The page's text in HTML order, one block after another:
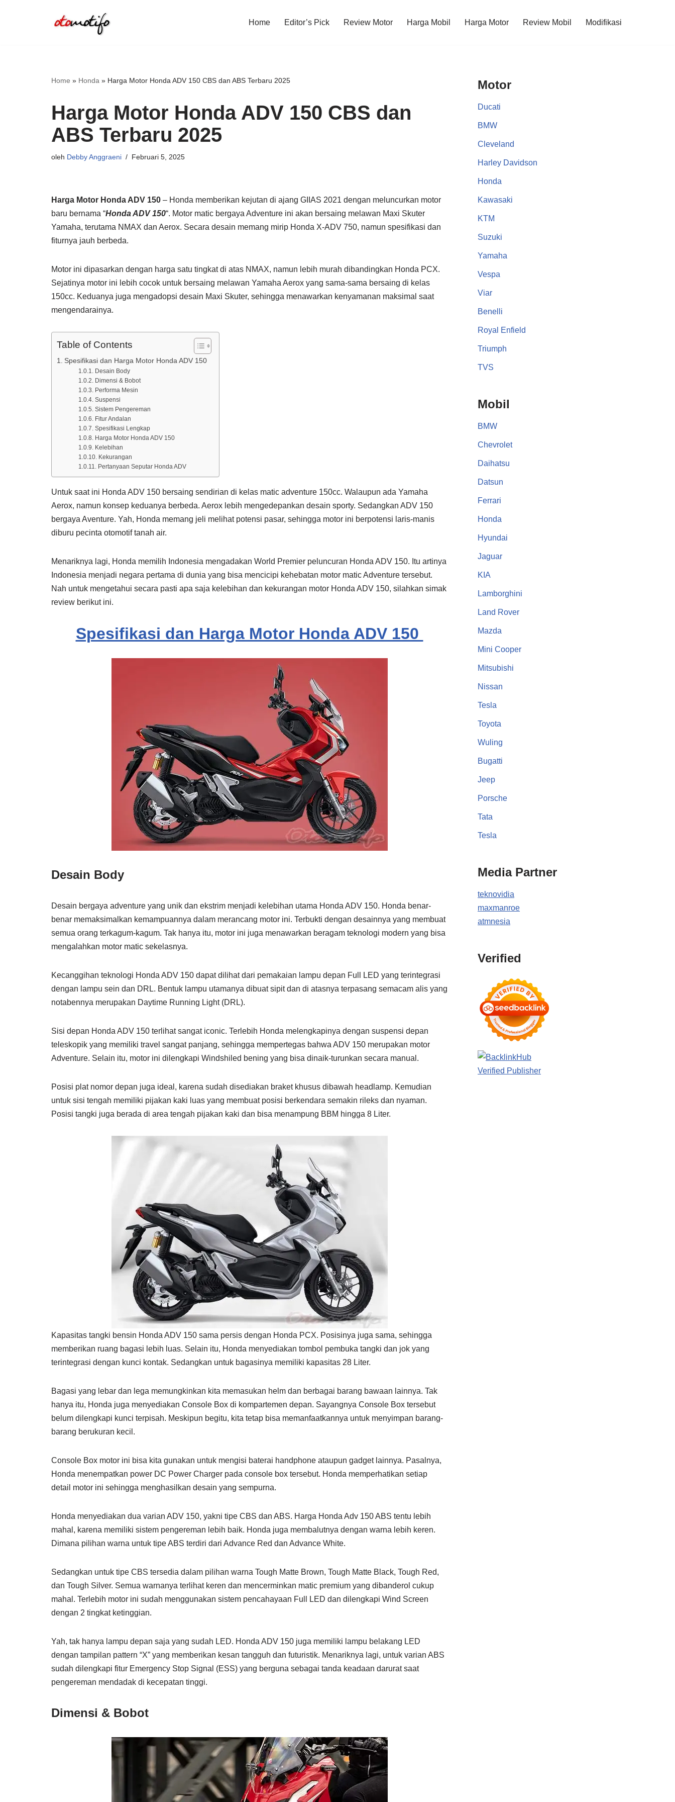
Home Editor’s Pick Review Motor Harga Mobil Harga Motor Review Mobil Modifikasi
Home » Honda » Harga Motor Honda ADV 150 CBS dan ABS Terbaru 2025
Harga Motor Honda ADV 150 CBS dan
ABS Terbaru 2025
oleh Debby Anggraeni Februari 5, 2025
Harga Motor Honda ADV 150 – Honda memberikan kejutan di ajang GIIAS 2021 dengan meluncurkan motor
baru bernama “Honda ADV 150“. Motor matic bergaya Adventure ini akan bersaing melawan Maxi Skuter
Yamaha, terutama NMAX dan Aerox. Secara desain memang mirip Honda X-ADV 750, namun spesifikasi dan
fiturnya jauh berbeda.
Motor ini dipasarkan dengan harga satu tingkat di atas NMAX, namun lebih murah dibandingkan Honda PCX.
Sejatinya motor ini lebih cocok untuk bersaing melawan Yamaha Aerox yang sama-sama bersaing di kelas
150cc. Keduanya juga mengadopsi desain Maxi Skuter, sehingga menawarkan kenyamanan maksimal saat
mengendarainya.
Table of Contents
Spesifikasi dan Harga Motor Honda ADV 150
Desain Body
Dimensi & Bobot
Performa Mesin
Suspensi
Sistem Pengereman
Fitur Andalan
Spesifikasi Lengkap
Harga Motor Honda ADV 150
Kelebihan
Kekurangan
Pertanyaan Seputar Honda ADV
Untuk saat ini Honda ADV 150 bersaing sendirian di kelas matic adventure 150cc. Walaupun ada Yamaha
Aerox, namun konsep keduanya berbeda. Aerox lebih mengedepankan desain sporty. Sedangkan ADV 150
bergaya Aventure. Yah, Honda memang jeli melihat potensi pasar, sehingga motor ini berpotensi laris-manis
diburu pecinta otomotif tanah air.
Menariknya lagi, Honda memilih Indonesia mengadakan World Premier peluncuran Honda ADV 150. Itu artinya
Indonesia menjadi negara pertama di dunia yang bisa mencicipi kehebatan motor matic Adventure tersebut.
Nah untuk mengetahui secara pasti apa saja kelebihan dan kekurangan motor Honda ADV 150, silahkan simak
review berikut ini.
Spesifikasi dan Harga Motor Honda ADV 150
Desain Body
Desain bergaya adventure yang unik dan ekstrim menjadi kelebihan utama Honda ADV 150. Honda benar-
benar memaksimalkan kemampuannya dalam merancang motor ini. Terbukti dengan desainnya yang membuat
semua orang terkagum-kagum. Tak hanya itu, motor ini juga menawarkan beragam teknologi modern yang bisa
mengalahkan motor matic sekelasnya.
Kecanggihan teknologi Honda ADV 150 dapat dilihat dari pemakaian lampu depan Full LED yang terintegrasi
dengan lampu sein dan DRL. Bentuk lampu utamanya dibuat sipit dan di atasnya terpasang semacam alis yang
notabennya merupakan Daytime Running Light (DRL).
Sisi depan Honda ADV 150 terlihat sangat iconic. Terlebih Honda melengkapinya dengan suspensi depan
teleskopik yang memiliki travel sangat panjang, sehingga mempertegas bahwa ADV 150 merupakan motor
Adventure. Selain itu, motor ini dilengkapi Windshiled bening yang bisa dinaik-turunkan secara manual.
Posisi plat nomor depan juga ideal, karena sudah disediakan braket khusus dibawah headlamp. Kemudian
untuk sisi tengah memiliki pijakan kaki luas yang membuat posisi berkendara semakin rileks dan nyaman.
Posisi tangki juga berada di area tengah pijakan kaki dan bisa menampung BBM hingga 8 Liter.
Kapasitas tangki bensin Honda ADV 150 sama persis dengan Honda PCX. Posisinya juga sama, sehingga
memberikan ruang bagasi lebih luas. Selain itu, Honda menyediakan tombol pembuka tangki dan jok yang
terintegrasi dengan kunci kontak. Sedangkan untuk bagasinya memiliki kapasitas 28 Liter.
Bagasi yang lebar dan lega memungkinkan kita memasukan helm dan berbagai barang bawaan lainnya. Tak
hanya itu, Honda juga menyediakan Console Box di kompartemen depan. Sayangnya Console Box tersebut
belum dilengkapi kunci terpisah. Meskipun begitu, kita tetap bisa memanfaatkannya untuk menyimpan barang-
barang berukuran kecil.
Console Box motor ini bisa kita gunakan untuk mengisi baterai handphone ataupun gadget lainnya. Pasalnya,
Honda menempatkan power DC Power Charger pada console box tersebut. Honda memperhatikan setiap
detail motor ini sehingga menghasilkan desain yang sempurna.
Honda menyediakan dua varian ADV 150, yakni tipe CBS dan ABS. Harga Honda Adv 150 ABS tentu lebih
mahal, karena memiliki sistem pengereman lebih baik. Honda juga membalutnya dengan warna lebih keren.
Dimana pilihan warna untuk tipe ABS terdiri dari Advance Red dan Advance White.
Sedangkan untuk tipe CBS tersedia dalam pilihan warna Tough Matte Brown, Tough Matte Black, Tough Red,
dan Tough Silver. Semua warnanya terlihat keren dan mencerminkan matic premium yang dibanderol cukup
mahal. Terlebih motor ini sudah menggunakan sistem pencahayaan Full LED dan dilengkapi Wind Screen
dengan 2 tingkat ketinggian.
Yah, tak hanya lampu depan saja yang sudah LED. Honda ADV 150 juga memiliki lampu belakang LED
dengan tampilan pattern “X” yang memberikan kesan tangguh dan futuristik. Menariknya lagi, untuk varian ABS
sudah dilengkapi fitur Emergency Stop Signal (ESS) yang berguna sebagai tanda keadaan darurat saat
pengereman mendadak di kecepatan tinggi.
Dimensi & Bobot
Motor
Ducati
BMW
Cleveland
Harley Davidson
Honda
Kawasaki
KTM
Suzuki
Yamaha
Vespa
Viar
Benelli
Royal Enfield
Triumph
TVS
Mobil
BMW
Chevrolet
Daihatsu
Datsun
Ferrari
Honda
Hyundai
Jaguar
KIA
Lamborghini
Land Rover
Mazda
Mini Cooper
Mitsubishi
Nissan
Tesla
Toyota
Wuling
Bugatti
Jeep
Porsche
Tata
Tesla
Media Partner
teknovidia
maxmanroe
atmnesia
Verified